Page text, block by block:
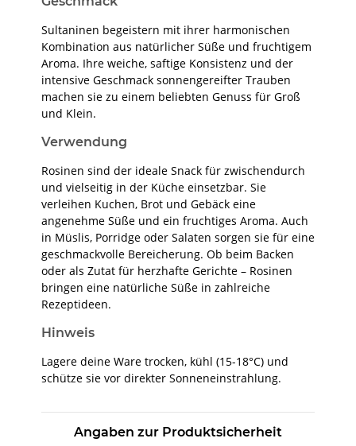
Sultaninen begeistern mit ihrer harmonischen
Kombination aus natürlicher Süße und fruchtigem
Aroma. Ihre weiche, saftige Konsistenz und der
intensive Geschmack sonnengereifter Trauben
machen sie zu einem beliebten Genuss für Groß
und Klein.
Verwendung
Rosinen sind der ideale Snack für zwischendurch
und vielseitig in der Küche einsetzbar. Sie
verleihen Kuchen, Brot und Gebäck eine
angenehme Süße und ein fruchtiges Aroma. Auch
in Müslis, Porridge oder Salaten sorgen sie für eine
geschmackvolle Bereicherung. Ob beim Backen
oder als Zutat für herzhafte Gerichte – Rosinen
bringen eine natürliche Süße in zahlreiche
Rezeptideen.
Hinweis
Lagere deine Ware trocken, kühl (15-18°C) und
schütze sie vor direkter Sonneneinstrahlung.
Angaben zur Produktsicherheit